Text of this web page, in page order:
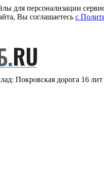
для персонализации
Вы соглашаетесь c
Покровская дорога 16